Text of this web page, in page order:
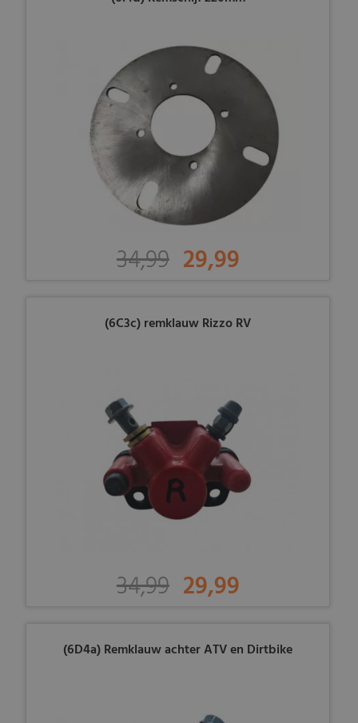
34,99 29,99
(6C3c) remklauw Rizzo RV
34,99 29,99
(6D4a) Remklauw achter ATV en Dirtbike